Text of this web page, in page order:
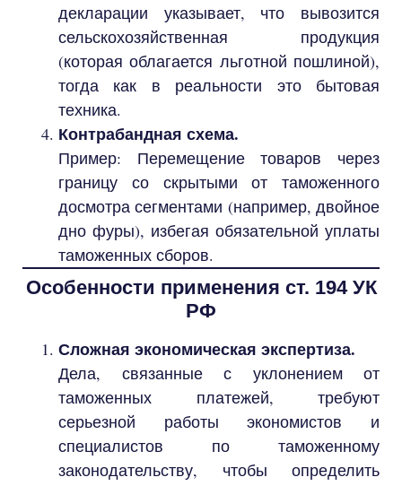
декларации указывает, что вывозится
сельскохозяйственная продукция
(которая облагается льготной пошлиной),
тогда как в реальности это бытовая
техника.
Контрабандная схема.
Пример: Перемещение товаров через
границу со скрытыми от таможенного
досмотра сегментами (например, двойное
дно фуры), избегая обязательной уплаты
таможенных сборов.
Особенности применения ст. 194 УК
РФ
Сложная экономическая экспертиза.
Дела, связанные с уклонением от
таможенных платежей, требуют
серьезной работы экономистов и
специалистов по таможенному
законодательству, чтобы определить